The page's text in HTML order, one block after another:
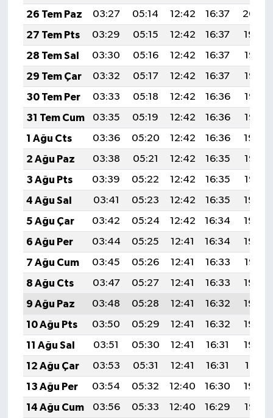
26 Tem Paz
03:27 05:14 12:42 16:37
20:00
27 Tem Pts
03:29 05:15 12:42 16:37
19:59
28 Tem Sal
03:30 05:16 12:42 16:37
19:58
29 Tem Çar
03:32 05:17 12:42 16:37
19:57
30 Tem Per
03:33 05:18 12:42 16:36
19:56
31 Tem Cum
03:35 05:19 12:42 16:36
19:55
1 Ağu Cts
03:36 05:20 12:42 16:36
19:54
2 Ağu Paz
03:38 05:21 12:42 16:35
19:53
3 Ağu Pts
03:39 05:22 12:42 16:35
19:52
4 Ağu Sal
03:41 05:23 12:42 16:35
19:50
5 Ağu Çar
03:42 05:24 12:42 16:34
19:49
6 Ağu Per
03:44 05:25 12:41 16:34
19:48
7 Ağu Cum
03:45 05:26 12:41 16:33
19:47
8 Ağu Cts
03:47 05:27 12:41 16:33
19:46
9 Ağu Paz
03:48 05:28 12:41 16:32
19:45
10 Ağu Pts
03:50 05:29 12:41 16:32
19:43
11 Ağu Sal
03:51 05:30 12:41 16:31
19:42
12 Ağu Çar
03:53 05:31 12:41 16:31
19:41
13 Ağu Per
03:54 05:32 12:40 16:30
19:39
14 Ağu Cum
03:56 05:33 12:40 16:29
19:38